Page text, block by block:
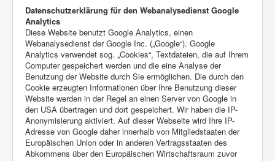
Datenschutzerklärung für den Webanalysedienst Google
Analytics
Diese Website benutzt Google Analytics, einen
Webanalysedienst der Google Inc. („Google“). Google
Analytics verwendet sog. „Cookies“, Textdateien, die auf Ihrem
Computer gespeichert werden und die eine Analyse der
Benutzung der Website durch Sie ermöglichen. Die durch den
Cookie erzeugten Informationen über Ihre Benutzung dieser
Website werden in der Regel an einen Server von Google in
den USA übertragen und dort gespeichert. Wir haben die IP-
Anonymisierung aktiviert. Auf dieser Webseite wird Ihre IP-
Adresse von Google daher innerhalb von Mitgliedstaaten der
Europäischen Union oder in anderen Vertragsstaaten des
Abkommens über den Europäischen Wirtschaftsraum zuvor